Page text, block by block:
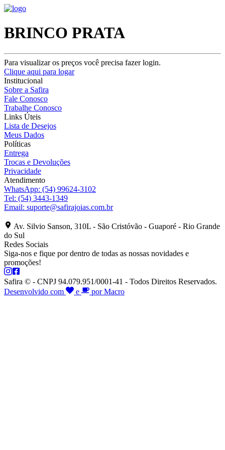
BRINCO PRATA
Para visualizar os preços você precisa fazer login.
Clique aqui para logar
Institucional
Sobre a Safira
Fale Conosco
Trabalhe Conosco
Links Úteis
Lista de Desejos
Meus Dados
Políticas
Entrega
Trocas e Devoluções
Privacidade
Atendimento
WhatsApp: (54) 99624-3102
Tel: (54) 3443-1349
Email: suporte@safirajoias.com.br
Av. Silvio Sanson, 310L - São Cristóvão - Guaporé - Rio Grande
do Sul
Redes Sociais
Siga-nos e fique por dentro de todas as nossas novidades e
promoções!
Safira © - CNPJ 94.079.951/0001-41 - Todos Direitos Reservados.
Desenvolvido com
e por Macro